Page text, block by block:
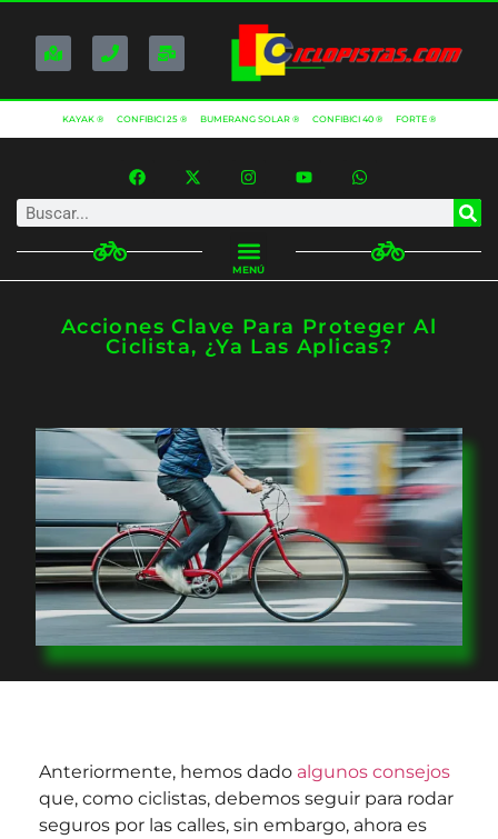
KAYAK ® CONFIBICI 25 ® BUMERANG SOLAR ® CONFIBICI 40 ® FORTE ®
MENÚ
Acciones Clave Para Proteger Al
Ciclista, ¿ya Las Aplicas?
Anteriormente, hemos dado algunos consejos
que, como ciclistas, debemos seguir para rodar
seguros por las calles, sin embargo, ahora es